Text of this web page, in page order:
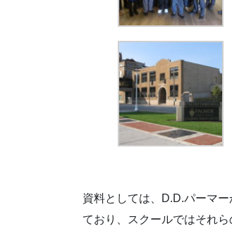
資料としては、D.D.パーマ
ており、スクールではそれ